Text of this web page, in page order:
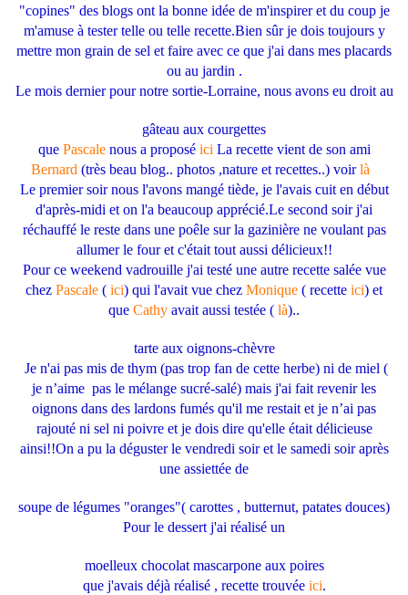
"copines" des blogs ont la bonne idée de m'inspirer et du coup je
m'amuse à tester telle ou telle recette.Bien sûr je dois toujours y
mettre mon grain de sel et faire avec ce que j'ai dans mes placards
ou au jardin .
Le mois dernier pour notre sortie-Lorraine, nous avons eu droit au
gâteau aux courgettes
que Pascalenous a proposé ici La recette vient de son ami
Bernard (très beau blog.. photos ,nature et recettes..) voirlà
Le premier soir nous l'avons mangé tiède, je l'avais cuit en début
d'après-midi et on l'a beaucoup apprécié.Le second soir j'ai
réchauffé le reste dans une poêle sur la gazinière ne voulant pas
allumer le four et c'était tout aussi délicieux!!
Pour ce weekend vadrouille j'ai testé une autre recette salée vue
chez Pascale ( ici) qui l'avait vue chez Monique ( recette ici) et
que Cathy avait aussi testée ( là)..
tarte aux oignons-chèvre
Je n'ai pas mis de thym (pas trop fan de cette herbe) ni de miel (
je n’aime pas le mélange sucré-salé) mais j'ai fait revenir les
oignons dans des lardons fumés qu'il me restait et je n’ai pas
rajouté ni sel ni poivre et je dois dire qu'elle était délicieuse
ainsi!!On a pu la déguster le vendredi soir et le samedi soir après
une assiettée de
soupe de légumes "oranges"( carottes , butternut, patates douces)
Pour le dessert j'ai réalisé un
moelleux chocolat mascarpone aux poires
que j'avais déjà réalisé , recette trouvée ici.